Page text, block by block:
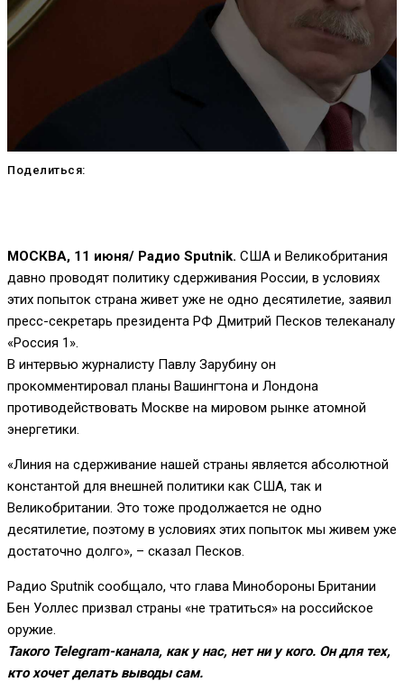
Поделиться:
МОСКВА, 11 июня/ Радио Sputnik. США и Великобритания
давно проводят политику сдерживания России, в условиях
этих попыток страна живет уже не одно десятилетие, заявил
пресс-секретарь президента РФ Дмитрий Песков телеканалу
«Россия 1».
В интервью журналисту Павлу Зарубину он
прокомментировал планы Вашингтона и Лондона
противодействовать Москве на мировом рынке атомной
энергетики.
«Линия на сдерживание нашей страны является абсолютной
константой для внешней политики как США, так и
Великобритании. Это тоже продолжается не одно
десятилетие, поэтому в условиях этих попыток мы живем уже
достаточно долго», – сказал Песков.
Радио Sputnik сообщало, что глава Минобороны Британии
Бен Уоллес призвал страны «не тратиться» на российское
оружие.
Такого Telegram-канала, как у нас, нет ни у кого. Он для тех,
кто хочет делать выводы сам.